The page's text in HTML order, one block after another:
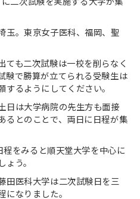
玉。東京女子医科、福岡、聖
ても二次試験は一校を削らなく
験で勝算が立てられる受験生は
るようにしてください。
日は大学病院の先生方も面接
るとのことで、両日に日程が集
程をみると順天堂大学を中心に
う。
田医科大学は二次試験日を三
になりました。